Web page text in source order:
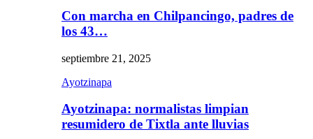
Con marcha en Chilpancingo, padres de
los 43…
septiembre 21, 2025
Ayotzinapa
Ayotzinapa: normalistas limpian
resumidero de Tixtla ante lluvias